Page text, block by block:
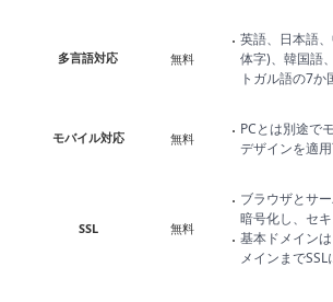
多言語対応 無料
英語、日本語
体字)、韓国語
トガル語の7か
モバイル対応 無料
PCとは別途で
デザインを適
SSL 無料
ブラウザとサ
暗号化し、セ
基本ドメイン
メインまでSSL